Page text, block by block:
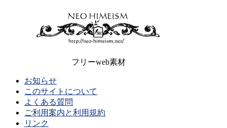
フリーweb素材
お知らせ
このサイトについて
よくある質問
ご利用案内と利用規約
リンク